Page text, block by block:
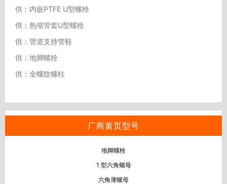
供：内嵌PTFE U型螺栓
供：热缩管套U型螺栓
供：管道支持管鞋
供：地脚螺栓
供：全螺纹螺柱
厂商黄页型号
地脚螺栓
1 型六角螺母
六角薄螺母